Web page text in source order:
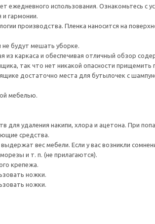
ежедневного использования. Ознакомьтесь с
гармонии.
производства. Пленка наносится на
не будут мешать уборке.
каркаса и обеспечивая отличный обзор
так что нет никакой опасности прищемить
достаточно места для бутылочек с
мебелью.
удаления накипи, хлора и ацетона. При
средства.
вес мебели. Если у вас возникли
и т. п. (не прилагаются).
крепежа.
ножки.
ножки.